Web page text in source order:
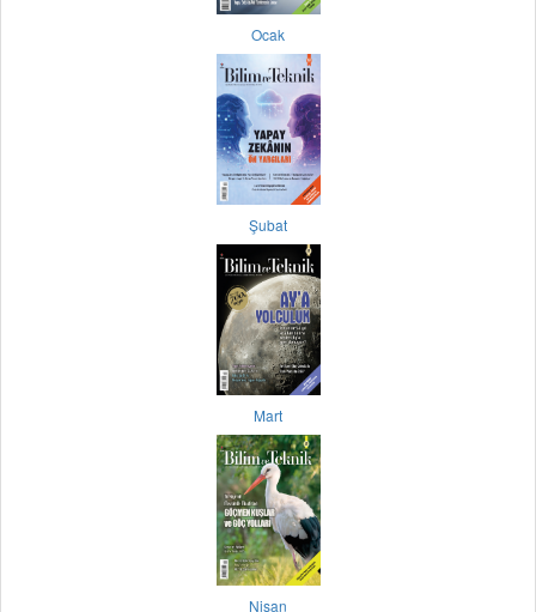
Ocak
Şubat
Mart
Nisan